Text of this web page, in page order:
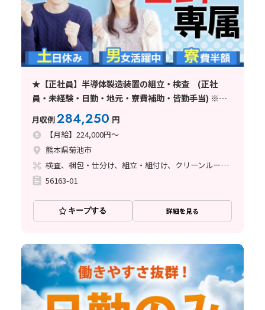
★【正社員】半導体製造装置の組立・検査 (正社
員・未経験・日勤・地元・寮費補助・皆勤手当) ※ワ
ールドインテック直接雇用
月収例284,250 円
【月給】224,000円～
熊本県菊池市
検査、梱包・仕分け、組立・組付け、クリーンルーム、清掃・洗浄、立ち作業
56163-01
キープする 詳細を見る